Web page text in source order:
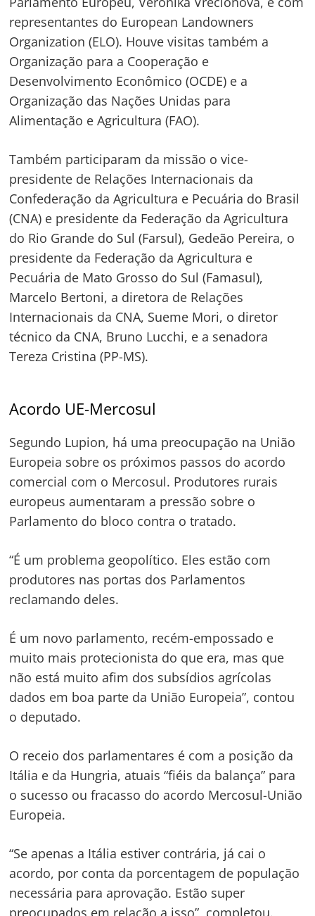
representantes do European Landowners
Organization (ELO). Houve visitas também a
Organização para a Cooperação e
Desenvolvimento Econômico (OCDE) e a
Organização das Nações Unidas para
Alimentação e Agricultura (FAO).
Também participaram da missão o vice-
presidente de Relações Internacionais da
Confederação da Agricultura e Pecuária do Brasil
(CNA) e presidente da Federação da Agricultura
do Rio Grande do Sul (Farsul), Gedeão Pereira, o
presidente da Federação da Agricultura e
Pecuária de Mato Grosso do Sul (Famasul),
Marcelo Bertoni, a diretora de Relações
Internacionais da CNA, Sueme Mori, o diretor
técnico da CNA, Bruno Lucchi, e a senadora
Tereza Cristina (PP-MS).
Acordo UE-Mercosul
Segundo Lupion, há uma preocupação na União
Europeia sobre os próximos passos do acordo
comercial com o Mercosul. Produtores rurais
europeus aumentaram a pressão sobre o
Parlamento do bloco contra o tratado.
“É um problema geopolítico. Eles estão com
produtores nas portas dos Parlamentos
reclamando deles.
É um novo parlamento, recém-empossado e
muito mais protecionista do que era, mas que
não está muito afim dos subsídios agrícolas
dados em boa parte da União Europeia”, contou
o deputado.
O receio dos parlamentares é com a posição da
Itália e da Hungria, atuais “fiéis da balança” para
o sucesso ou fracasso do acordo Mercosul-União
Europeia.
“Se apenas a Itália estiver contrária, já cai o
acordo, por conta da porcentagem de população
necessária para aprovação. Estão super
preocupados em relação a isso”, completou.
Navegação
de
Post